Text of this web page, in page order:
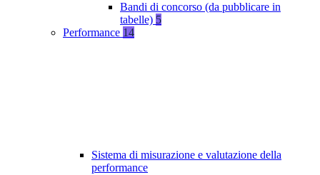
Bandi di concorso (da pubblicare in
tabelle) 5
Performance 14
Sistema di misurazione e valutazione della
performance